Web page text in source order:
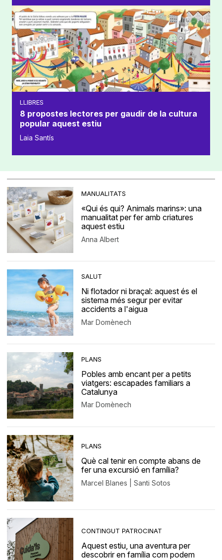
LLIBRES
8 propostes lectores per gaudir de la cultura
popular aquest estiu
Laia Santís
MANUALITATS
«Qui és qui? Animals marins»: una
manualitat per fer amb criatures
aquest estiu
Anna Albert
SALUT
Ni flotador ni braçal: aquest és el
sistema més segur per evitar
accidents a l'aigua
Mar Domènech
PLANS
Pobles amb encant per a petits
viatgers: escapades familiars a
Catalunya
Mar Domènech
PLANS
Què cal tenir en compte abans de
fer una excursió en família?
Marcel Blanes | Santi Sotos
CONTINGUT PATROCINAT
Aquest estiu, una aventura per
descobrir en família com podem